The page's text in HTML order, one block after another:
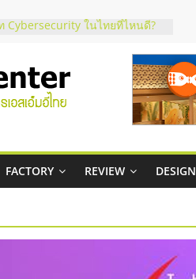
Cybersecurity ในไทยที่ไหนดี?
หาเงินทุน เพิ่มสภาพคล่องให้ธุรกิจ
ไงให้ผ่านฉลุย
าออนไลน์ โอกาสบริหารสถานี
Meet Up จับคู่แฟรน
รั้งที่ 8
ครื่องเสียงคุณภาพสูง พร้อม
FACTORY REVIEW DESIGN